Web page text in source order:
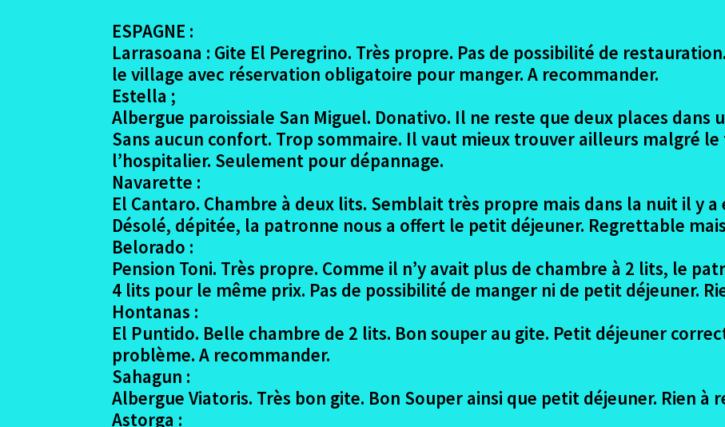
ESPAGNE :
Larrasoana : Gite El Peregrino. Très propre. Pas de possibilité de
le village avec réservation obligatoire pour manger. A recommander.
Estella ;
Albergue paroissiale San Miguel. Donativo. Il ne reste que deux places dans
Sans aucun confort. Trop sommaire. Il vaut mieux trouver ailleurs malgré le
l’hospitalier. Seulement pour dépannage.
Navarette :
El Cantaro. Chambre à deux lits. Semblait très propre mais dans la nuit il y a
Désolé, dépitée, la patronne nous a offert le petit déjeuner. Regrettable
Belorado :
Pension Toni. Très propre. Comme il n’y avait plus de chambre à 2 lits, le
4 lits pour le même prix. Pas de possibilité de manger ni de petit déjeuner.
Hontanas :
El Puntido. Belle chambre de 2 lits. Bon souper au gite. Petit déjeuner
problème. A recommander.
Sahagun :
Albergue Viatoris. Très bon gite. Bon Souper ainsi que petit déjeuner. Rien à
Astorga :